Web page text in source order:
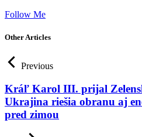
Follow Me
Other Articles
Previous
Kráľ Karol III. prijal
Ukrajina riešia obranu aj
pred zimou